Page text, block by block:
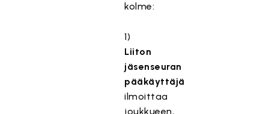
kolme:
1)
Liiton
jäsenseuran
pääkäyttäjä
ilmoittaa
joukkueen,